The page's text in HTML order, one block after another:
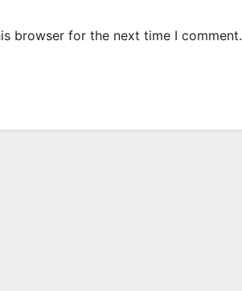
browser for the next time I comment.